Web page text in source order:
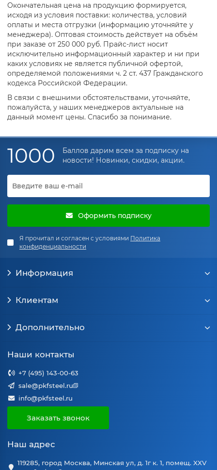
Окончательная цена на продукцию формируется,
исходя из условия поставки: количества, условий
оплаты и места отгрузки (информацию уточняйте у
менеджера). Оптовая стоимость действует на объём
при заказе от 250 000 руб. Прайс-лист носит
исключительно информационный характер и ни при
каких условиях не является публичной офертой,
определяемой положениями ч. 2 ст. 437 Гражданского
кодекса Российской Федерации.
В связи с внешними обстоятельствами, уточняйте,
пожалуйста, у наших менеджеров актуальные на
данный момент цены. Спасибо за понимание.
1000
Баллов дарим всем за подписку на
новости! Новинки, скидки, акции.
Оформить подписку
Я прочитал и согласен с условиями Политика
конфиденциальности
Информация
Клиентам
Дополнительно
Наши контакты
+7 (495) 143-00-63
sale@pkfsteel.ru
info@pkfsteel.ru
Заказать звонок
Наш адрес
119285, город Москва, Минская ул, д. 1г к. 1, помещ. XXV